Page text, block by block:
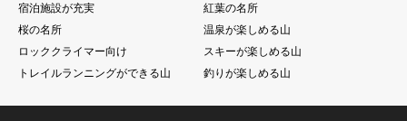
宿泊施設が充実
紅葉の名所
桜の名所
温泉が楽しめる山
ロッククライマー向け
スキーが楽しめる山
トレイルランニングができる山
釣りが楽しめる山